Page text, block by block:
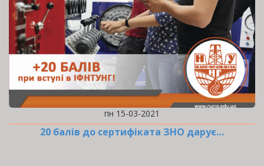
пн 15-03-2021
20 балів до сертифіката ЗНО дарує…